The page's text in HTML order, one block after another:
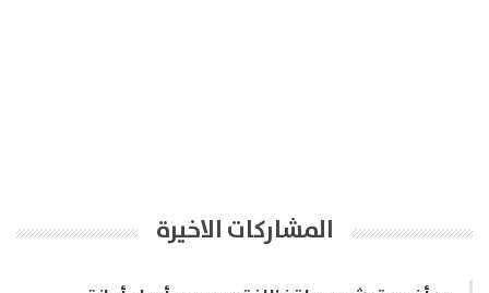
المشاركات الاخيرة